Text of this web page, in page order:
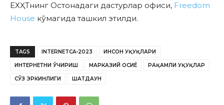
ЕХҲТнинг Остонадаги дастурлар офиси, Freedom
House кўмагида ташкил этилди.
TAGS INTERNETCA-2023 ИНСОН ҲУҚУҚЛАРИ
ИНТЕРНЕТНИ ЎЧИРИШ МАРКАЗИЙ ОСИЁ РАҚАМЛИ ҲУҚУҚЛАР
СЎЗ ЭРКИНЛИГИ ШАТДАУН